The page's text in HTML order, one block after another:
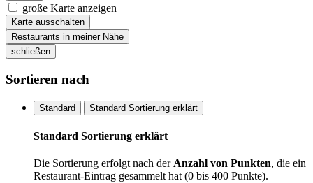
große Karte anzeigen
Karte ausschalten
Restaurants in meiner Nähe
schließen
Sortieren nach
Standard Standard Sortierung erklärt
Standard Sortierung erklärt
Die Sortierung erfolgt nach der Anzahl von Punkten, die ein
Restaurant-Eintrag gesammelt hat (0 bis 400 Punkte).